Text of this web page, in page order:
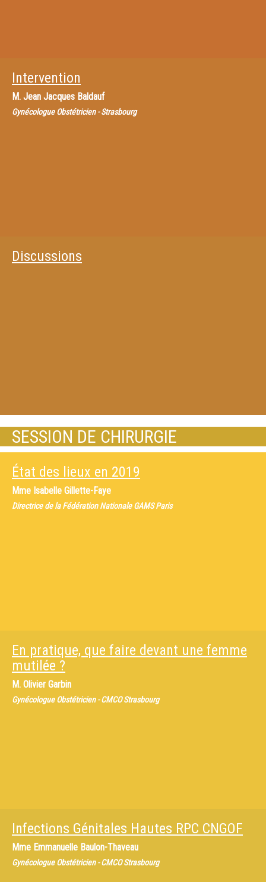
Intervention
M. Jean Jacques Baldauf
Gynécologue Obstétricien - Strasbourg
Discussions
SESSION DE CHIRURGIE
État des lieux en 2019
Mme Isabelle Gillette-Faye
Directrice de la Fédération Nationale GAMS Paris
En pratique, que faire devant une femme
mutilée ?
M. Olivier Garbin
Gynécologue Obstétricien - CMCO Strasbourg
Infections Génitales Hautes RPC CNGOF
Mme Emmanuelle Baulon-Thaveau
Gynécologue Obstétricien - CMCO Strasbourg